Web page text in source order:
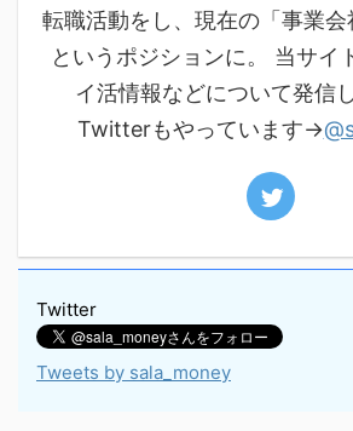
転職活動をし、現在の「事業会
というポジションに。 当サイ
イ活情報などについて発信
Twitterもやっています→
Twitter
Tweets by sala_money